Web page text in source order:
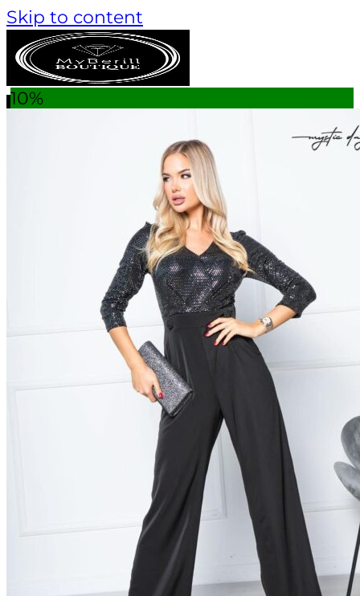
Skip to content
Keresés a következőre:
AKCIÓS TERMÉKEK
TANÁCSADÁS
Monari
Navigazione
Dolcezza
Mystic Day női ruhák
Rouge Avenue
Livello di Vita
LEYA-Kézműves Fülbevalók
Cereria Molla
Frank Lyman
Olsen ruházat
10%